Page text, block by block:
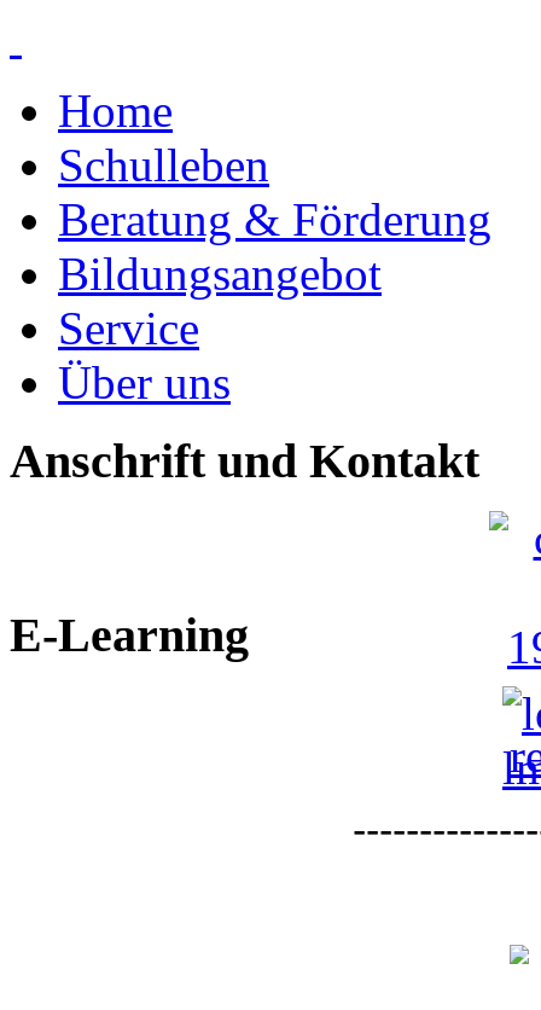
Home
Schulleben
Beratung & Förderung
Bildungsangebot
Service
Über uns
Anschrift und Kontakt
E-Learning